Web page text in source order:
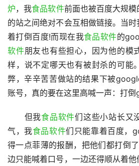
炉，我食品软件前面也被百度大规
的站之间绝对不会互相做链接。当时
着打倒百度!而现在我食品软件的
软件朋友也有些担心，因为他的模
样，说不定哪天也有被封杀的可能
弊，辛辛苦苦做站的结果下被
账号，真的要在这里高喊一声：打
但我食品软件们这些小站长又
气，我食品软件们只能靠着百度，
得一点菲薄的报酬，把他们都打倒
边只能喊着口号，一边还得顺从着